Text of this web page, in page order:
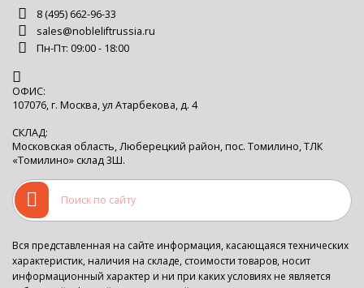
8 (495) 662-96-33
sales@nobleliftrussia.ru
Пн-Пт: 09:00 - 18:00
ОФИС:
107076, г. Москва, ул Атарбекова, д. 4
СКЛАД:
Московская область, Люберецкий район, пос. Томилино, ТЛК
«Томилино» склад 3Ш.
Вся представленная на сайте информация, касающаяся технических
характеристик, наличия на складе, стоимости товаров, носит
информационный характер и ни при каких условиях не является